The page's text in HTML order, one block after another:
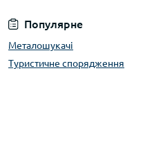
Популярне
Металошукачі
Туристичне спорядження